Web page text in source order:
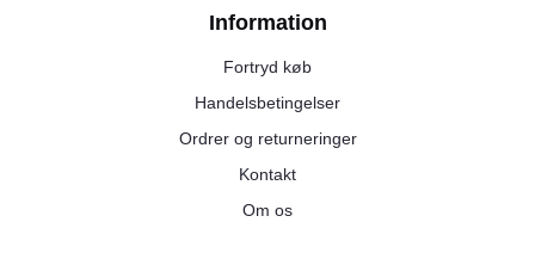
Information
Fortryd køb
Handelsbetingelser
Ordrer og returneringer
Kontakt
Om os